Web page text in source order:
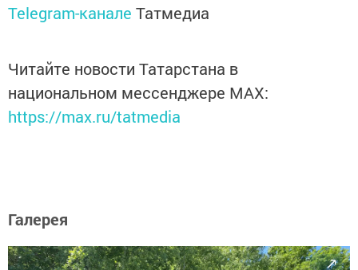
Telegram-канале Татмедиа
Читайте новости Татарстана в
национальном мессенджере MАХ:
https://max.ru/tatmedia
Галерея